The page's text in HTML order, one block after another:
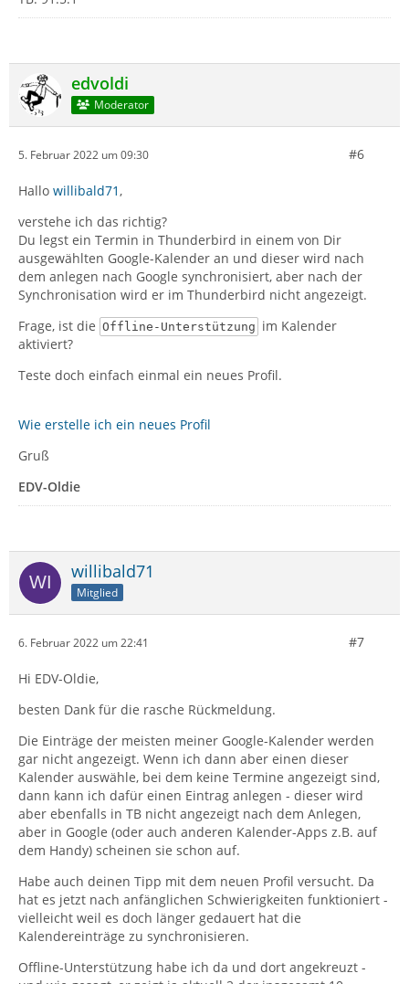
edvoldi
Moderator
5. Februar 2022 um 09:30 #6
Hallo willibald71,
verstehe ich das richtig?
Du legst ein Termin in Thunderbird in einem von Dir
ausgewählten Google-Kalender an und dieser wird nach
dem anlegen nach Google synchronisiert, aber nach der
Synchronisation wird er im Thunderbird nicht angezeigt.
Frage, ist die Offline-Unterstützung im Kalender
aktiviert?
Teste doch einfach einmal ein neues Profil.
Wie erstelle ich ein neues Profil
Gruß
EDV-Oldie
willibald71
Mitglied
6. Februar 2022 um 22:41 #7
Hi EDV-Oldie,
besten Dank für die rasche Rückmeldung.
Die Einträge der meisten meiner Google-Kalender werden
gar nicht angezeigt. Wenn ich dann aber einen dieser
Kalender auswähle, bei dem keine Termine angezeigt sind,
dann kann ich dafür einen Eintrag anlegen - dieser wird
aber ebenfalls in TB nicht angezeigt nach dem Anlegen,
aber in Google (oder auch anderen Kalender-Apps z.B. auf
dem Handy) scheinen sie schon auf.
Habe auch deinen Tipp mit dem neuen Profil versucht. Da
hat es jetzt nach anfänglichen Schwierigkeiten funktioniert -
vielleicht weil es doch länger gedauert hat die
Kalendereinträge zu synchronisieren.
Offline-Unterstützung habe ich da und dort angekreuzt -